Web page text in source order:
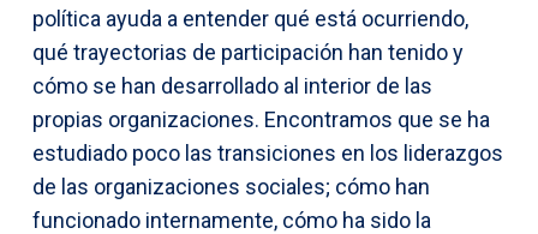
política ayuda a entender qué está ocurriendo,
qué trayectorias de participación han tenido y
cómo se han desarrollado al interior de las
propias organizaciones. Encontramos que se ha
estudiado poco las transiciones en los liderazgos
de las organizaciones sociales; cómo han
funcionado internamente, cómo ha sido la